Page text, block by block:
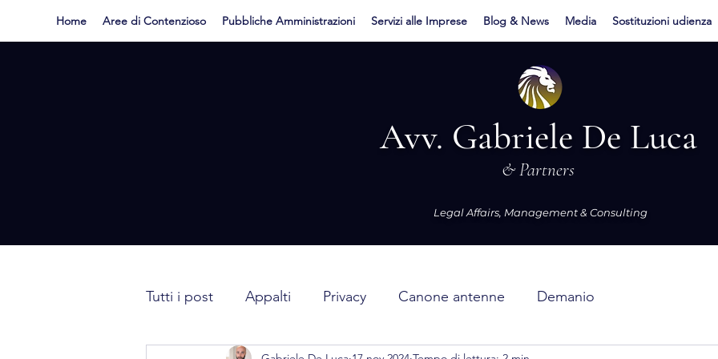
Home Aree di Contenzioso Pubbliche Amministrazioni Servizi alle Imprese Blog & News Media Sostituzioni udienza
Avv. Gabriele De Luca
& Partners
Legal Affairs, Management & Consulting
Tutti i post Appalti Privacy Canone antenne Demanio